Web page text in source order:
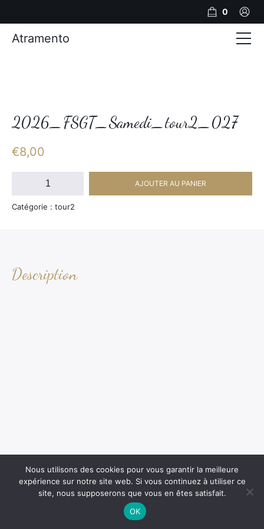
2026_FSGT_Samedi_tour2_027
€8,00
quantité
2026_FSGT_Samedi_tour2_027
AJOUTER AU PANIER
Catégorie : tour2
Description
0
Atramento
Photos
Nous utilisons des cookies pour vous garantir la meilleure
expérience sur notre site web. Si vous continuez à utiliser ce
site, nous supposerons que vous en êtes satisfait.
OK